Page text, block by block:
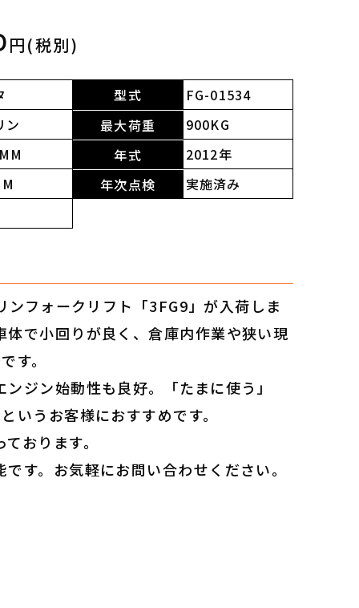
円(税別)
型式
FG-01534
ン
最大荷重
900KG
年式
2012年
年次点検 実施済み
ンフォークリフト「3FG9」が入荷しま
体で小回りが良く、倉庫内作業や狭い現
す。
ジン始動性も良好。「たまに使う」
いうお客様におすすめです。
おります。
す。お気軽にお問い合わせください。